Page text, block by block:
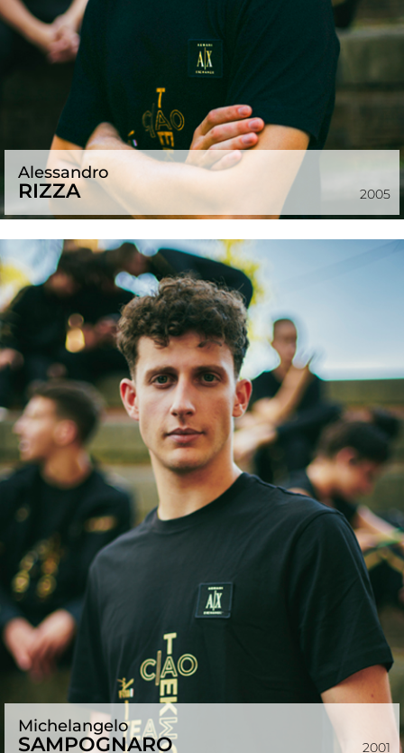
Alessandro
RIZZA 2005
Michelangelo
SAMPOGNARO 2001